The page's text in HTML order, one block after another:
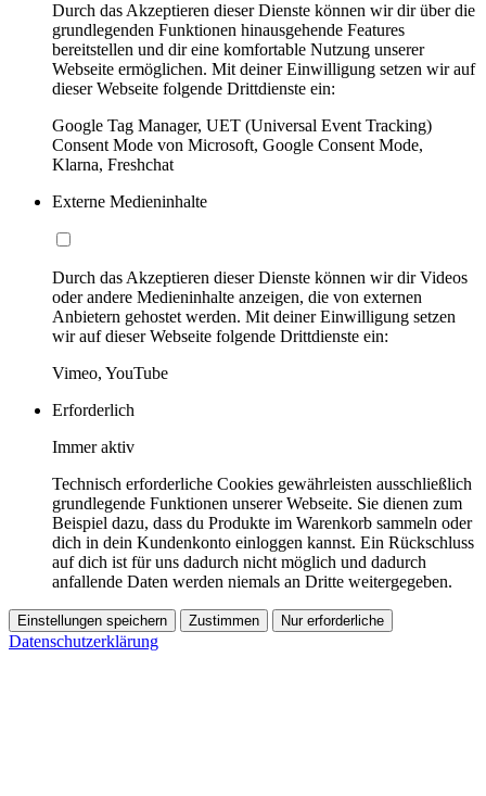
Durch das Akzeptieren dieser Dienste können wir dir über die
grundlegenden Funktionen hinausgehende Features
bereitstellen und dir eine komfortable Nutzung unserer
Webseite ermöglichen. Mit deiner Einwilligung setzen wir auf
dieser Webseite folgende Drittdienste ein:
Google Tag Manager, UET (Universal Event Tracking)
Consent Mode von Microsoft, Google Consent Mode,
Klarna, Freshchat
Externe Medieninhalte
Durch das Akzeptieren dieser Dienste können wir dir Videos
oder andere Medieninhalte anzeigen, die von externen
Anbietern gehostet werden. Mit deiner Einwilligung setzen
wir auf dieser Webseite folgende Drittdienste ein:
Vimeo, YouTube
Erforderlich
Immer aktiv
Technisch erforderliche Cookies gewährleisten ausschließlich
grundlegende Funktionen unserer Webseite. Sie dienen zum
Beispiel dazu, dass du Produkte im Warenkorb sammeln oder
dich in dein Kundenkonto einloggen kannst. Ein Rückschluss
auf dich ist für uns dadurch nicht möglich und dadurch
anfallende Daten werden niemals an Dritte weitergegeben.
Einstellungen speichern Zustimmen Nur erforderliche
Datenschutzerklärung